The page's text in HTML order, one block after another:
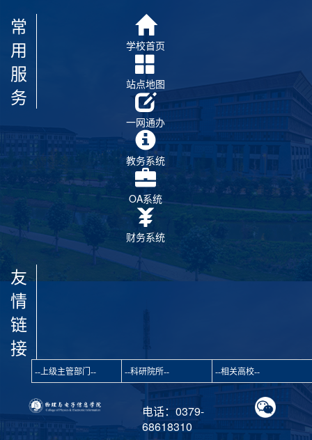
常
用
服
务
学校首页
站点地图
一网通办
教务系统
OA系统
财务系统
友
情
链
接
电话：0379-
68618310